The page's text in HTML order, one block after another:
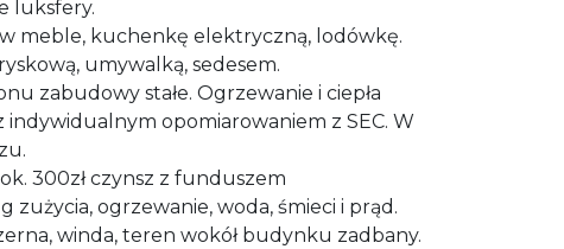
luksfery.
meble, kuchenkę elektryczną, lodówkę.
umywalką, sedesem.
zabudowy stałe. Ogrzewanie i ciepła
indywidualnym opomiarowaniem z SEC. W
300zł czynsz z funduszem
zużycia, ogrzewanie, woda, śmieci i prąd.
winda, teren wokół budynku zadbany.